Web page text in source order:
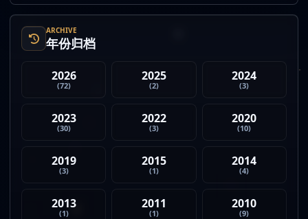
ARCHIVE
年份归档
2026
(72)
2025
(2)
2024
(3)
2023
(30)
2022
(3)
2020
(10)
2019
(3)
2015
(1)
2014
(4)
2013
(1)
2011
(1)
2010
(9)